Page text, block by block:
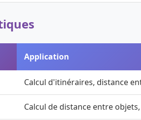
Application
Calcul d'itinéraires, distance
Calcul de distance entre